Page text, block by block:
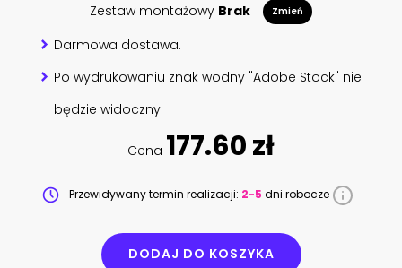
Zestaw montażowy Brak Zmień
Darmowa dostawa.
Po wydrukowaniu znak wodny "Adobe Stock" nie
będzie widoczny.
Cena 177.60 zł
Przewidywany termin realizacji: 2-5 dni robocze
DODAJ DO KOSZYKA